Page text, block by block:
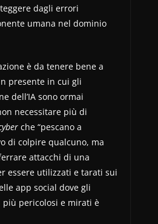
dagli errori
umana nel dominio
è da tenere bene a
presente in cui gli
dell’IA sono ormai
necessitare più di
che “pescano a
di colpire qualcuno, ma
attacchi di una
essere utilizzati e tarati sui
app social dove gli
pericolosi e mirati è